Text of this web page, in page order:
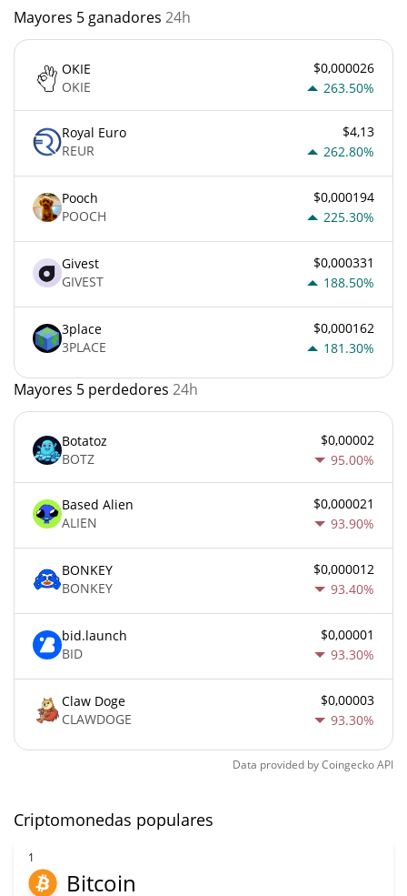
Mayores 5 ganadores 24h
OKIE
OKIE
$0,000026
263.50%
Royal Euro
REUR
$4,13
262.80%
Pooch
POOCH
$0,000194
225.30%
Givest
GIVEST
$0,000331
188.50%
3place
3PLACE
$0,000162
181.30%
Mayores 5 perdedores 24h
Botatoz
BOTZ
$0,00002
95.00%
Based Alien
ALIEN
$0,000021
93.90%
BONKEY
BONKEY
$0,000012
93.40%
bid.launch
BID
$0,00001
93.30%
Claw Doge
CLAWDOGE
$0,00003
93.30%
Data provided byCoingeckoAPI
Criptomonedas populares
1
Bitcoin